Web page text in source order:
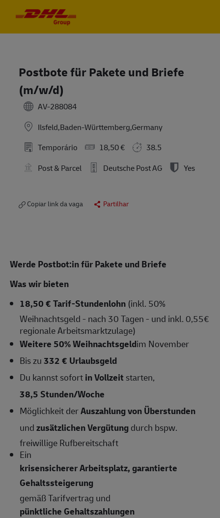
Postbote für Pakete und Briefe
(m/w/d)
AV-288084
Ilsfeld,Baden-Württemberg,Germany
Temporário
18,50 €
38.5
Post & Parcel
Deutsche Post AG Yes
Copiar link da vaga Partilhar
Werde Postbot:in für Pakete und Briefe
Was wir bieten
18,50 € Tarif-Stundenlohn (inkl. 50%
Weihnachtsgeld - nach 30 Tagen - und inkl. 0,55€
regionale Arbeitsmarktzulage)
Weitere 50% Weihnachtsgeldim November
Bis zu332 € Urlaubsgeld
Du kannst sofortin Vollzeit starten,
38,5 Stunden/Woche
Möglichkeit derAuszahlung von Überstunden
undzusätzlichen Vergütungdurch bspw.
freiwillige Rufbereitschaft
Ein
krisensicherer Arbeitsplatz, garantierte
Gehaltssteigerung
gemäß Tarifvertrag und
pünktliche Gehaltszahlungen